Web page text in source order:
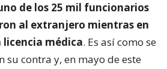
de los 25 mil funcionarios
al extranjero mientras en
licencia médica. Es así como se
su contra y, en mayo de este